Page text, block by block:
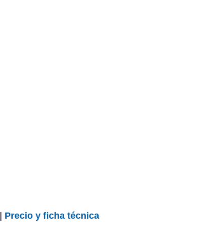
Precio y ficha técnica